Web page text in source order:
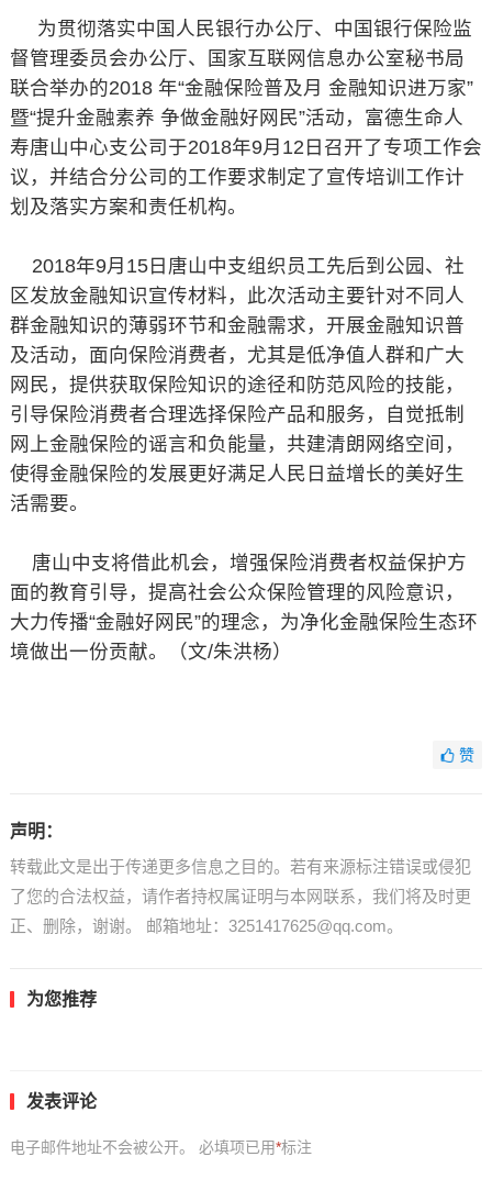
为贯彻落实中国人民银行办公厅、中国银行保险监
督管理委员会办公厅、国家互联网信息办公室秘书局
联合举办的2018 年“金融保险普及月 金融知识进万家”
暨“提升金融素养 争做金融好网民”活动，富德生命人
寿唐山中心支公司于2018年9月12日召开了专项工作会
议，并结合分公司的工作要求制定了宣传培训工作计
划及落实方案和责任机构。
2018年9月15日唐山中支组织员工先后到公园、社
区发放金融知识宣传材料，此次活动主要针对不同人
群金融知识的薄弱环节和金融需求，开展金融知识普
及活动，面向保险消费者，尤其是低净值人群和广大
网民，提供获取保险知识的途径和防范风险的技能，
引导保险消费者合理选择保险产品和服务，自觉抵制
网上金融保险的谣言和负能量，共建清朗网络空间，
使得金融保险的发展更好满足人民日益增长的美好生
活需要。
唐山中支将借此机会，增强保险消费者权益保护方
面的教育引导，提高社会公众保险管理的风险意识，
大力传播“金融好网民”的理念，为净化金融保险生态环
境做出一份贡献。（文/朱洪杨）
赞
声明：
转载此文是出于传递更多信息之目的。若有来源标注错误或侵犯
了您的合法权益，请作者持权属证明与本网联系，我们将及时更
正、删除，谢谢。 邮箱地址：3251417625@qq.com。
为您推荐
发表评论
电子邮件地址不会被公开。 必填项已用*标注